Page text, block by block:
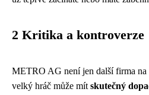
2 Kritika a kontroverze
METRO AG není jen další firma
velký hráč může mít skutečný